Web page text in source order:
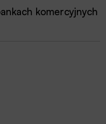
komercyjnych